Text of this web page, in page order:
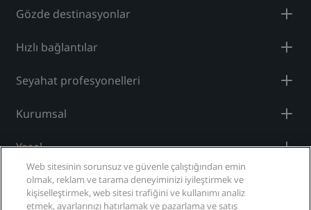
Gözde destinasyonlar
Hızlı bağlantılar
Seyahat profesyonelleri
Kurumsal
Yasal
Yardım
Web sitesinin sorunsuz ve güvenle çalıştığından emin
olmak, reklam ve tarama deneyiminizi iyileştirmek ve
kişiselleştirmek, web sitesi trafiğini ve kullanımı analiz
etmek, ayarlarınızı hatırlamak ve pazarlama ve satış